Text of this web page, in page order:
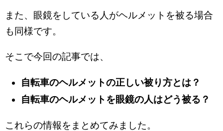
また、眼鏡をしている人がヘルメットを被る場合
も同様です。
そこで今回の記事では、
自転車のヘルメットの正しい被り方とは？
自転車のヘルメットを眼鏡の人はどう被る？
これらの情報をまとめてみました。